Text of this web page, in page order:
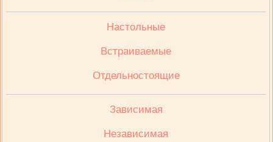
Настольные
Встраиваемые
Отдельностоящие
Зависимая
Независимая